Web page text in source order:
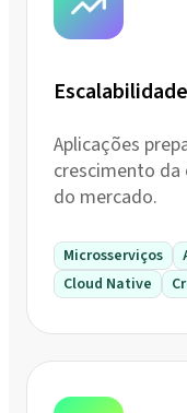
Escalabilidade
Aplicações
crescimento da
do mercado.
Microsserviços
Cloud Native